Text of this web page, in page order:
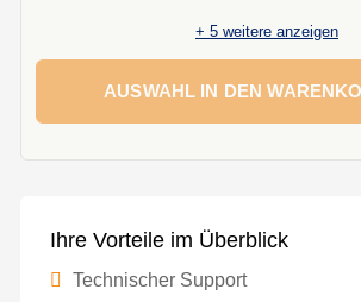
+ 5 weitere anzeigen
AUSWAHL IN DEN
Ihre Vorteile im Überblick
Technischer Support